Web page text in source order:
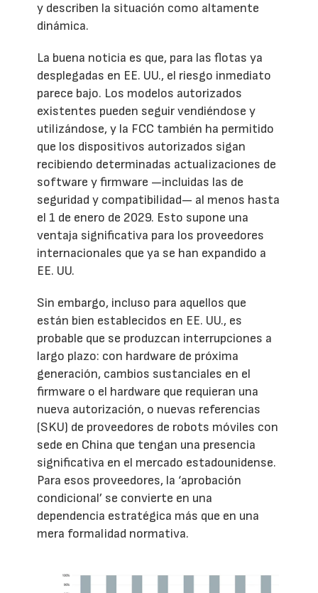
y describen la situación como altamente
dinámica.
La buena noticia es que, para las flotas ya
desplegadas en EE. UU., el riesgo inmediato
parece bajo. Los modelos autorizados
existentes pueden seguir vendiéndose y
utilizándose, y la FCC también ha permitido
que los dispositivos autorizados sigan
recibiendo determinadas actualizaciones de
software y firmware —incluidas las de
seguridad y compatibilidad— al menos hasta
el 1 de enero de 2029. Esto supone una
ventaja significativa para los proveedores
internacionales que ya se han expandido a
EE. UU.
Sin embargo, incluso para aquellos que
están bien establecidos en EE. UU., es
probable que se produzcan interrupciones a
largo plazo: con hardware de próxima
generación, cambios sustanciales en el
firmware o el hardware que requieran una
nueva autorización, o nuevas referencias
(SKU) de proveedores de robots móviles con
sede en China que tengan una presencia
significativa en el mercado estadounidense.
Para esos proveedores, la ‘aprobación
condicional’ se convierte en una
dependencia estratégica más que en una
mera formalidad normativa.